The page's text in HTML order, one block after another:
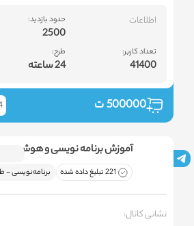
اطلاعات
تعداد کاربر:
41400
حدود بازدید:
2500
طرح:
24 ساعته
500000ت
آموزش برنامه نویسی و هوش
221 تبلیغ داده شده برنامه‌نویسی -
نشانی کانال: